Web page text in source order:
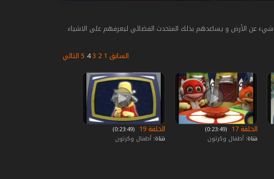
عن الأرض و يساعدهم بذلك المتحدث الفضائي ليعرفهم على الاشياء
السابق 1
2
3
4
5 التالي
الحلقة 17
‏ (0:23:49)
قناة: أطفال وكرتون
الحلقة 19
‏ (0:23:49)
قناة: أطفال وكرتون